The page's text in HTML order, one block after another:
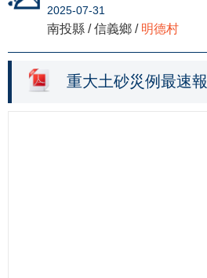
2025-07-31
南投縣 / 信義鄉 / 明德村
重大土砂災例最速報